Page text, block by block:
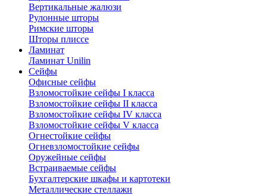
Вертикальные жалюзи
Рулонные шторы
Римские шторы
Шторы плиссе
Ламинат
Ламинат Unilin
Сейфы
Офисные сейфы
Взломостойкие сейфы I класса
Взломостойкие сейфы II класса
Взломостойкие сейфы IV класса
Взломостойкие сейфы V класса
Огнестойкие сейфы
Огневзломостойкие сейфы
Оружейные сейфы
Встраиваемые сейфы
Бухгалтерские шкафы и картотеки
Металлические стеллажи